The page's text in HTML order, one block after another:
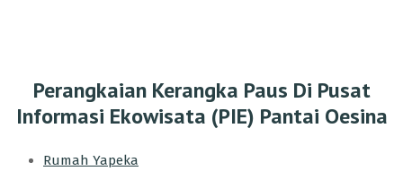
Perangkaian Kerangka Paus Di Pusat
Informasi Ekowisata (PIE) Pantai Oesina
Rumah Yapeka